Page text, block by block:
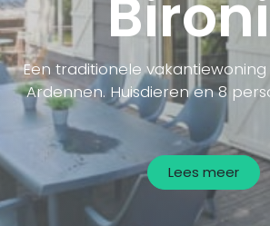
Een traditionele
Ardennen. Huisdieren en 8
Lees meer